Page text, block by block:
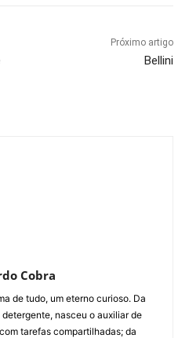
Próximo artigo
Bellini
Cobra
de tudo, um eterno curioso. Da
nasceu o auxiliar de
tarefas compartilhadas; da